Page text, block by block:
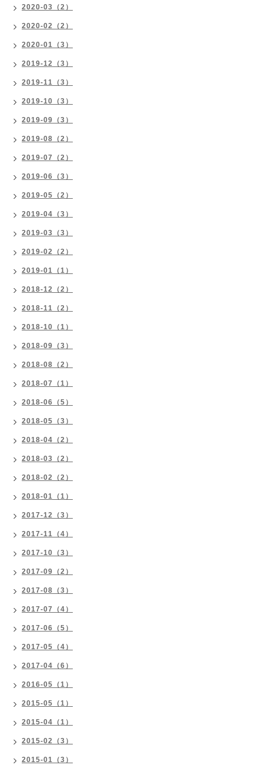
2020-03（2）
2020-02（2）
2020-01（3）
2019-12（3）
2019-11（3）
2019-10（3）
2019-09（3）
2019-08（2）
2019-07（2）
2019-06（3）
2019-05（2）
2019-04（3）
2019-03（3）
2019-02（2）
2019-01（1）
2018-12（2）
2018-11（2）
2018-10（1）
2018-09（3）
2018-08（2）
2018-07（1）
2018-06（5）
2018-05（3）
2018-04（2）
2018-03（2）
2018-02（2）
2018-01（1）
2017-12（3）
2017-11（4）
2017-10（3）
2017-09（2）
2017-08（3）
2017-07（4）
2017-06（5）
2017-05（4）
2017-04（6）
2016-05（1）
2015-05（1）
2015-04（1）
2015-02（3）
2015-01（3）